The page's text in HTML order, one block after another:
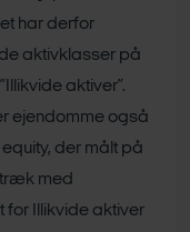
har derfor
aktivklasser på
aktiver”.
ejendomme også
der målt på
med
for Illikvide aktiver